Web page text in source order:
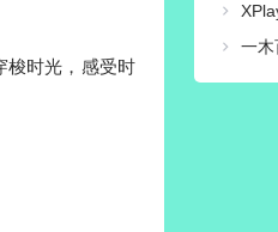
梭时光，感受时
XPlayer
一木